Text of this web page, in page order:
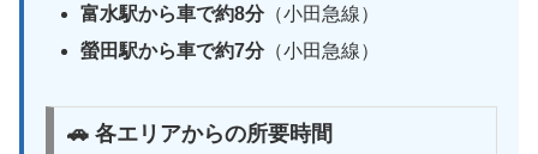
富水駅から車で約8分（小田急線）
螢田駅から車で約7分（小田急線）
🚗 各エリアからの所要時間